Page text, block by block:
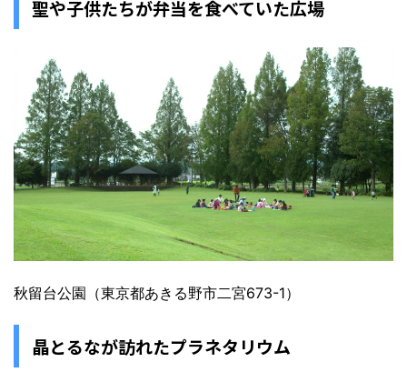
聖や子供たちが弁当を食べていた広場
秋留台公園（東京都あきる野市二宮673-1）
晶とるなが訪れたプラネタリウム